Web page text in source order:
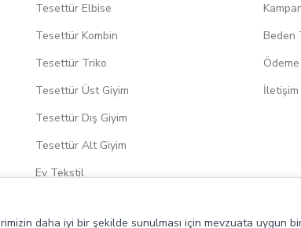
Tesettür Elbise
Tesettür Kombin
Tesettür Triko
Tesettür Üst Giyim
Tesettür Dış Giyim
Tesettür Alt Giyim
Ev Tekstil
Beden
İletişim
daha iyi bir şekilde sunulması için mevzuata uygun